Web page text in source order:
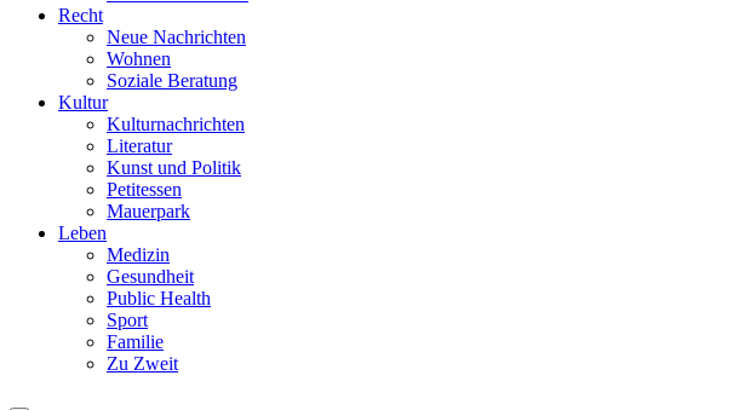
Recht
Neue Nachrichten
Wohnen
Soziale Beratung
Kultur
Kulturnachrichten
Literatur
Kunst und Politik
Petitessen
Mauerpark
Leben
Medizin
Gesundheit
Public Health
Sport
Familie
Zu Zweit